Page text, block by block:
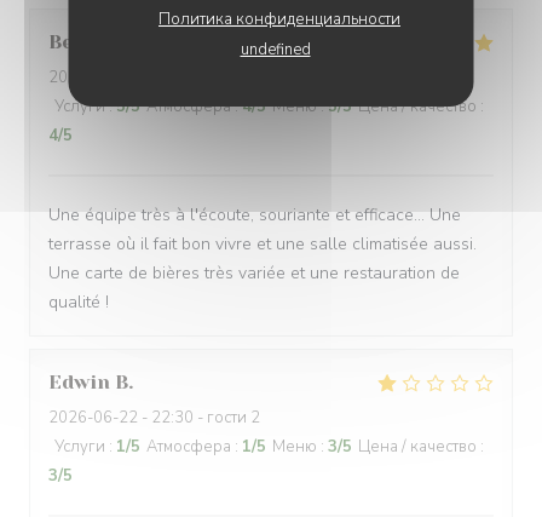
Политика конфиденциальности
undefined
Bernard
2026-06-17
Услуги:5/5 Атмосфера:4/5 Меню:5/5 Цена / качество :
4/5
Une équipe très à l'écoute, souriante et efficace... Une
terrasse où il fait bon vivre et une salle climatisée aussi.
Une carte de bières très variée et une restauration de
qualité !
Edwin B
2026-06-22 - 22:30 - гости 2
Услуги : 1/5 Атмосфера : 1/5 Меню : 3/5 Цена / качество :
3/5